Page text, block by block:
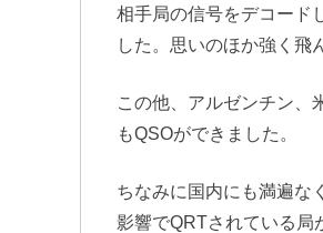
相手局の信号をデコード
した。思いのほか強く飛
この他、アルゼンチン、
もQSOができました。
ちなみに国内にも満遍な
影響でQRTされている局